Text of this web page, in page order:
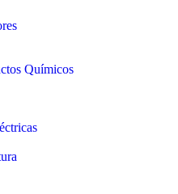
Químicos